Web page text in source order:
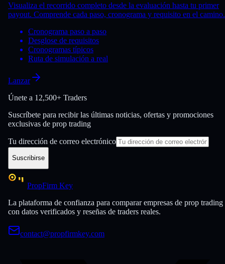
Visualiza el recorrido completo desde la evaluación hasta tu primer
payout. Comprende cada paso, cronograma y requisito en el camino.
Cronograma paso a paso
Desglose de requisitos
Cronogramas típicos
Ruta de simulación a real
Lanzar
Únete a 12,500+ Traders
Suscríbete para recibir las últimas noticias, ofertas y promociones
exclusivas de prop trading
Tu dirección de correo electrónico
Suscribirse
PropFirm Key
La plataforma de confianza para comparar empresas de prop trading
con datos verificados y reseñas de traders reales.
contact@propfirmkey.com